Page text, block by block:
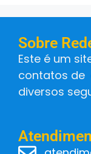
Sobre
Este é um
contatos de
diversos